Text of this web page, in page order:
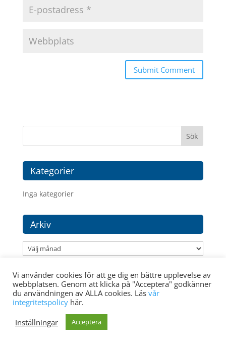
Kategorier
Inga kategorier
Arkiv
Arkiv
Vi använder cookies för att ge dig en bättre upplevelse av
webbplatsen. Genom att klicka på "Acceptera" godkänner
du användningen av ALLA cookies. Läs vår
integritetspolicy här.
Inställningar
Acceptera